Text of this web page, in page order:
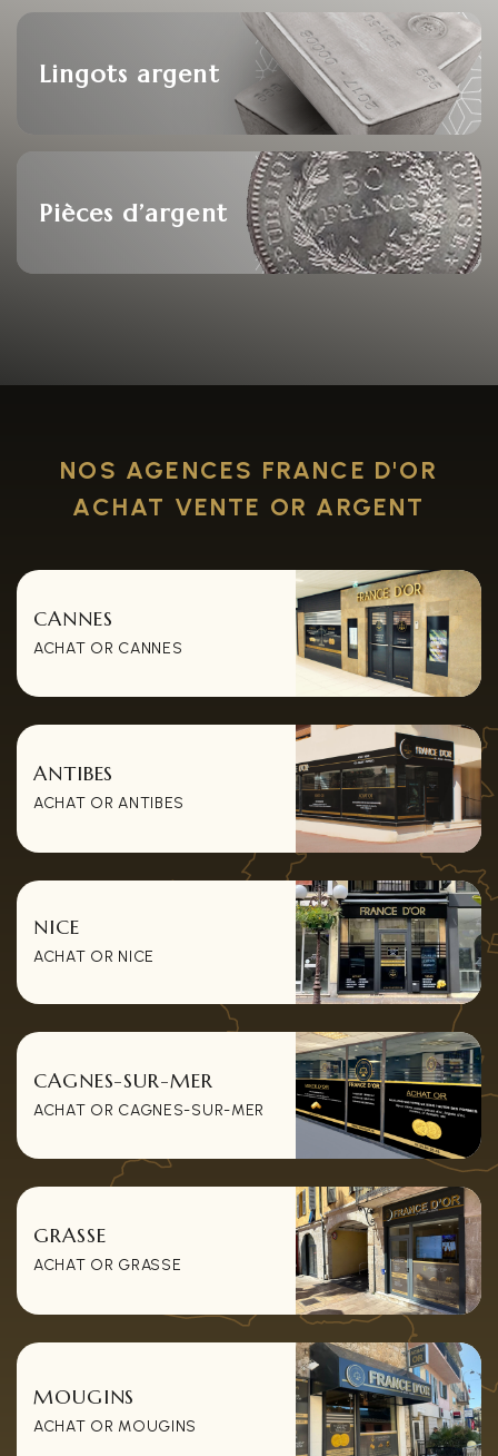
Lingots argent
Pièces d’argent
NOS AGENCES FRANCE D'OR
ACHAT VENTE OR ARGENT
CANNES
ACHAT OR CANNES
ANTIBES
ACHAT OR ANTIBES
NICE
ACHAT OR NICE
CAGNES-SUR-MER
ACHAT OR CAGNES-SUR-MER
GRASSE
ACHAT OR GRASSE
MOUGINS
ACHAT OR MOUGINS